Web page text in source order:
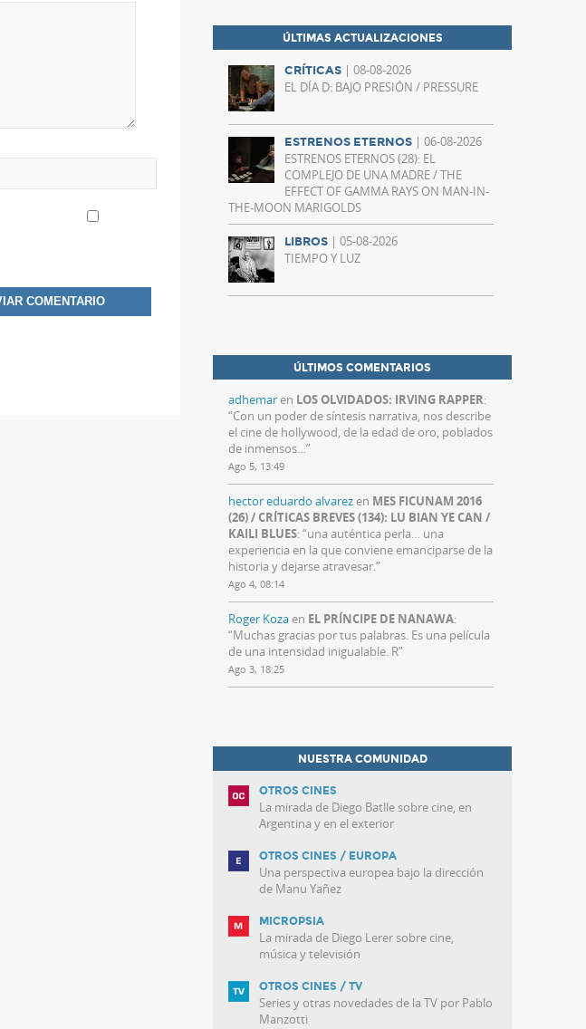
ÚLTIMAS ACTUALIZACIONES
CRÍTICAS | 08-08-2026
EL DÍA D: BAJO PRESIÓN / PRESSURE
ESTRENOS ETERNOS | 06-08-2026
ESTRENOS ETERNOS (28): EL
COMPLEJO DE UNA MADRE / THE
EFFECT OF GAMMA RAYS ON MAN-IN-
THE-MOON MARIGOLDS
LIBROS | 05-08-2026
TIEMPO Y LUZ
ÚLTIMOS COMENTARIOS
adhemaren LOS OLVIDADOS: IRVING RAPPER:
“Con un poder de síntesis narrativa, nos describe
el cine de hollywood, de la edad de oro, poblados
de inmensos…”
Ago 5, 13:49
hector eduardo alvarezen MES FICUNAM 2016
(26) / CRÍTICAS BREVES (134): LU BIAN YE CAN /
KAILI BLUES: “una auténtica perla… una
experiencia en la que conviene emanciparse de la
historia y dejarse atravesar.”
Ago 4, 08:14
Roger Kozaen EL PRÍNCIPE DE NANAWA:
“Muchas gracias por tus palabras. Es una película
de una intensidad inigualable. R”
Ago 3, 18:25
NUESTRA COMUNIDAD
OTROS CINES
La mirada de Diego Batlle sobre cine, en
Argentina y en el exterior
OTROS CINES / EUROPA
Una perspectiva europea bajo la dirección
de Manu Yañez
MICROPSIA
La mirada de Diego Lerer sobre cine,
música y televisión
OTROS CINES / TV
Series y otras novedades de la TV por Pablo
Manzotti